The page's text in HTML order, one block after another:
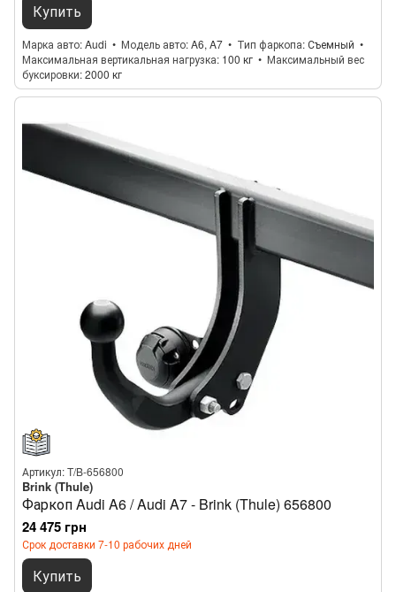
Купить
Марка авто Audi Модель авто A6, A7 Тип фаркопа Съемный
Максимальная вертикальная нагрузка 100 кг
Максимальный вес
буксировки 2000 кг
Артикул: T/B-656800
Brink (Thule)
Фаркоп Audi A6 / Audi A7 - Brink (Thule) 656800
24 475 грн
Срок доставки 7-10 рабочих дней
Купить